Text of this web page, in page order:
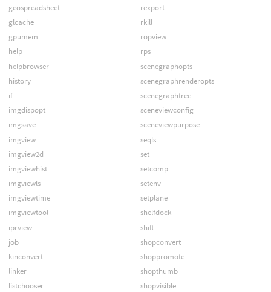
geospreadsheet
glcache
gpumem
help
helpbrowser
history
if
imgdispopt
imgsave
imgview
imgview2d
imgviewhist
imgviewls
imgviewtime
imgviewtool
iprview
job
kinconvert
linker
listchooser
rexport
rkill
ropview
rps
scenegraphopts
scenegraphrenderopts
scenegraphtree
sceneviewconfig
sceneviewpurpose
seqls
set
setcomp
setenv
setplane
shelfdock
shift
shopconvert
shoppromote
shopthumb
shopvisible